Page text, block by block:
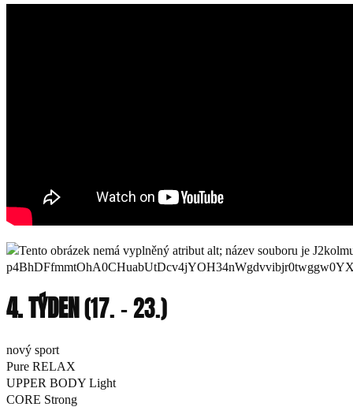
4. TÝDEN(17. – 23.)
nový sport
Pure RELAX
UPPER BODY Light
CORE Strong